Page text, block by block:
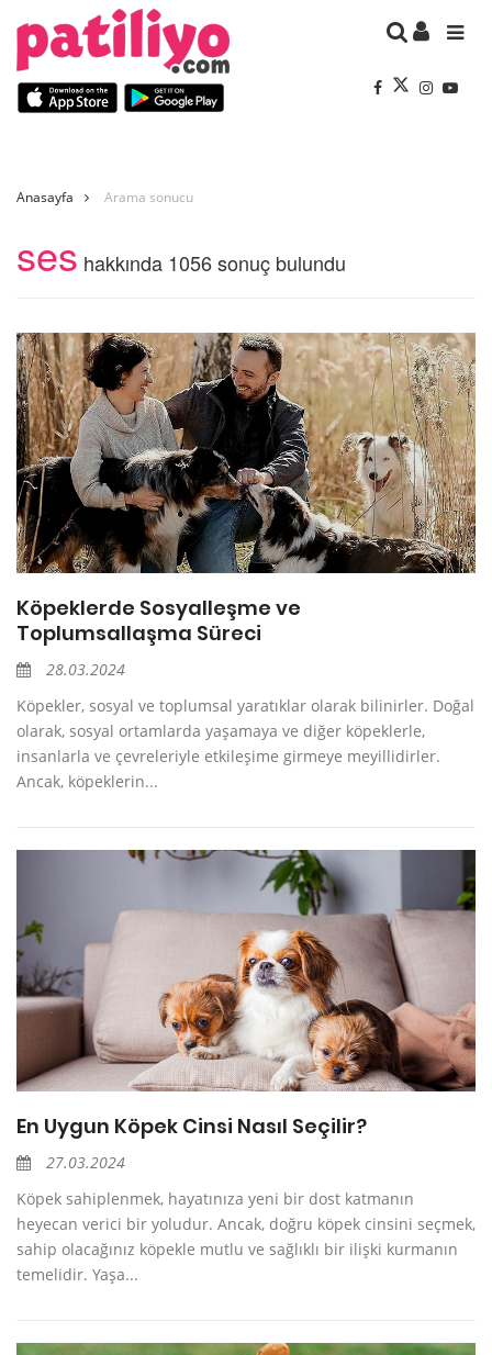
Anasayfa Arama sonucu
ses hakkında 1056 sonuç bulundu
Köpeklerde Sosyalleşme ve
Toplumsallaşma Süreci
28.03.2024
Köpekler, sosyal ve toplumsal yaratıklar olarak bilinirler. Doğal
olarak, sosyal ortamlarda yaşamaya ve diğer köpeklerle,
insanlarla ve çevreleriyle etkileşime girmeye meyillidirler.
Ancak, köpeklerin...
En Uygun Köpek Cinsi Nasıl Seçilir?
27.03.2024
Köpek sahiplenmek, hayatınıza yeni bir dost katmanın
heyecan verici bir yoludur. Ancak, doğru köpek cinsini seçmek,
sahip olacağınız köpekle mutlu ve sağlıklı bir ilişki kurmanın
temelidir. Yaşa...